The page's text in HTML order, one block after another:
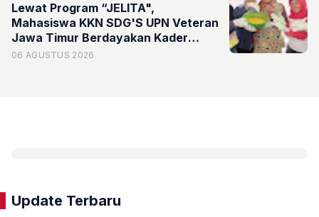
Lewat Program “JELITA",
Mahasiswa KKN SDG'S UPN Veteran
Jawa Timur Berdayakan Kader
serta Karang Taruna RW 07
06 AGUSTUS 2026
Update Terbaru